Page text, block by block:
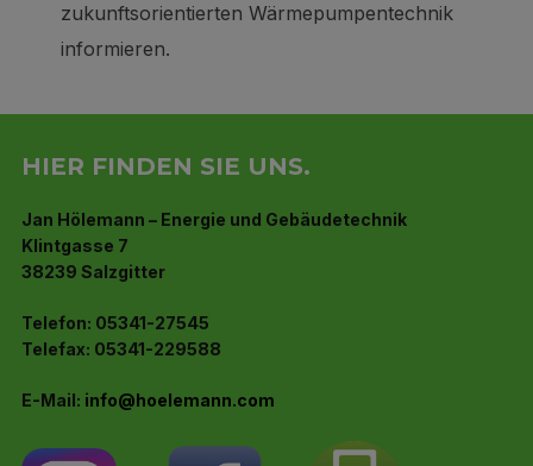
zukunftsorientierten Wärmepumpentechnik
informieren.
HIER FINDEN SIE UNS.
Jan Hölemann – Energie und Gebäudetechnik
Klintgasse 7
38239 Salzgitter
Telefon: 05341-27545
Telefax: 05341-229588
E-Mail: info@hoelemann.com